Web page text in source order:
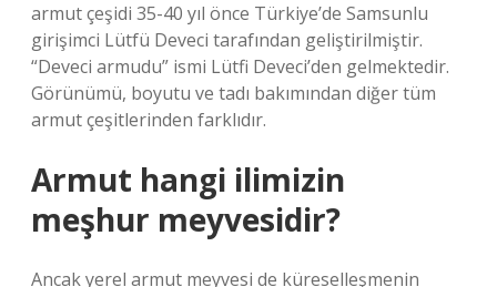
armut çeşidi 35-40 yıl önce Türkiye’de Samsunlu
girişimci Lütfü Deveci tarafından geliştirilmiştir.
“Deveci armudu” ismi Lütfi Deveci’den gelmektedir.
Görünümü, boyutu ve tadı bakımından diğer tüm
armut çeşitlerinden farklıdır.
Armut hangi ilimizin
meşhur meyvesidir?
Ancak yerel armut meyvesi de küreselleşmenin